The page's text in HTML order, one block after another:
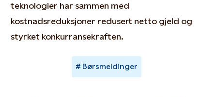
teknologier har sammen med
kostnadsreduksjoner redusert netto gjeld og
styrket konkurransekraften.
Børsmeldinger